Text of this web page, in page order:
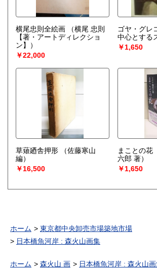
横尾忠則全絵画
（横尾 忠則
【著・アートディレクショ
ン】）
￥22,000
ゴヤ・グレ
中心とする
￥1,650
草薙廼舎押形
（佐藤寒山
編）
￥16,500
まことの花
六郎 著）
￥1,650
ホーム
東京都中央卸売市場築地市場
日本橋魚河岸 : 森火山画集
ホーム 森火山 画 日本橋魚河岸 : 森火山